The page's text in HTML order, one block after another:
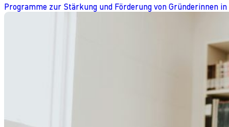
Programme zur Stärkung und Förderung von Gründerinnen